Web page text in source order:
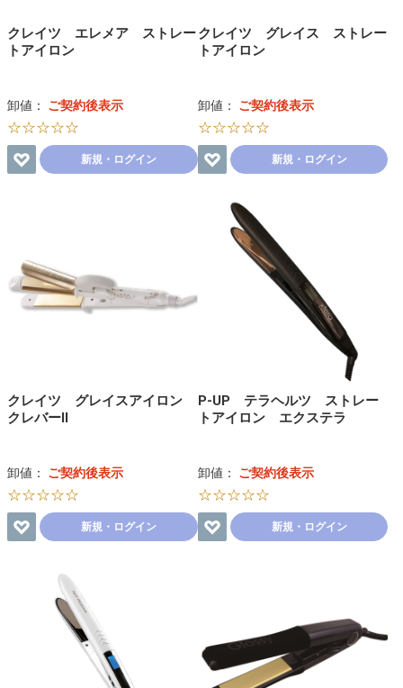
クレイツ エレメア ストレー
トアイロン
卸値： ご契約後表示
☆☆☆☆☆
新規・ログイン
クレイツ グレイス ストレー
トアイロン
卸値： ご契約後表示
☆☆☆☆☆
新規・ログイン
クレイツ グレイスアイロン
クレバーⅡ
卸値： ご契約後表示
☆☆☆☆☆
新規・ログイン
P-UP テラヘルツ ストレー
トアイロン エクステラ
卸値： ご契約後表示
☆☆☆☆☆
新規・ログイン